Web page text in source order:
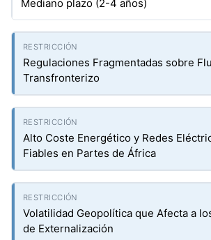
Mediano plazo (2-4 años)
Regulaciones Fragmentadas sobre
Transfronterizo
Alto Coste Energético y Redes
Fiables en Partes de África
Volatilidad Geopolítica que Afecta a
de Externalización